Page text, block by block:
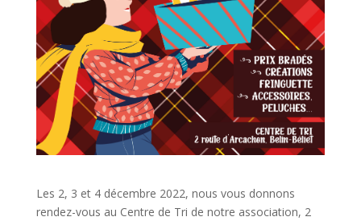
Les 2, 3 et 4 décembre 2022, nous vous donnons
rendez-vous au Centre de Tri de notre association, 2